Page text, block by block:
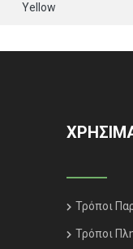
Yellow
Τρόποι
Τρόποι